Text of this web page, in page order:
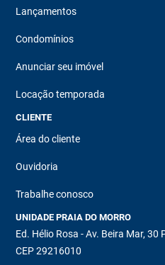
Lançamentos
Condomínios
Anunciar seu imóvel
Locação temporada
CLIENTE
Área do cliente
Ouvidoria
Trabalhe conosco
UNIDADE PRAIA DO MORRO
Ed. Hélio Rosa - Av. Beira Mar,
CEP 29216010